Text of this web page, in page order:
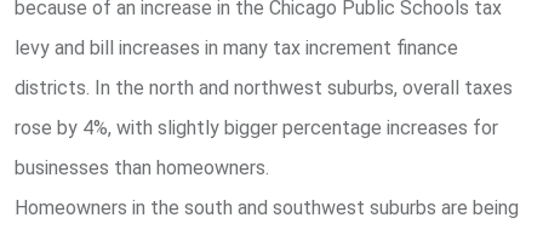
because of an increase in the Chicago Public Schools tax
levy and bill increases in many tax increment finance
districts. In the north and northwest suburbs, overall taxes
rose by 4%, with slightly bigger percentage increases for
businesses than homeowners.
Homeowners in the south and southwest suburbs are being